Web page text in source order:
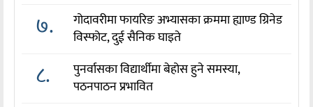
७.
गोदावरीमा फायरिङ अभ्यासका क्रममा ह्याण्ड ग्रिनेड
विस्फोट, दुई सैनिक घाइते
८.
पुनर्वासका विद्यार्थीमा बेहोस हुने समस्या,
पठनपाठन प्रभावित